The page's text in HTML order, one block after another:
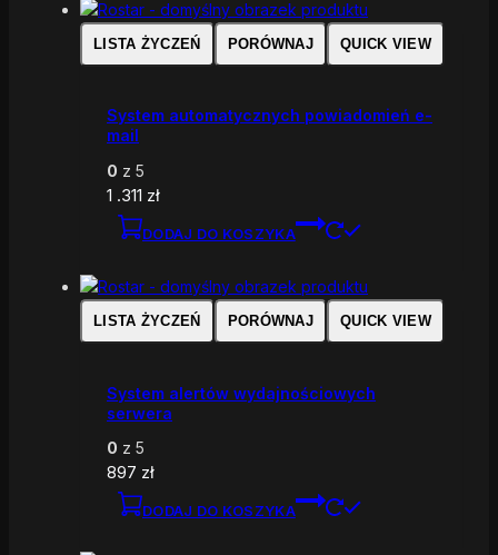
LISTA ŻYCZEŃ PORÓWNAJ QUICK VIEW
System automatycznych powiadomień e-
mail
0 z 5
1 .311 zł
DODAJ DO KOSZYKA
LISTA ŻYCZEŃ PORÓWNAJ QUICK VIEW
System alertów wydajnościowych
serwera
0 z 5
897 zł
DODAJ DO KOSZYKA